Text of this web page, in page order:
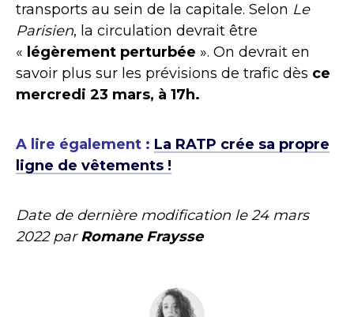
transports au sein de la capitale. Selon Le
Parisien, la circulation devrait être
« légèrement perturbée ». On devrait en
savoir plus sur les prévisions de trafic dès ce
mercredi 23 mars, à 17h.
A lire également : La RATP crée sa propre
ligne de vêtements !
Date de dernière modification le24 mars
2022parRomane Fraysse